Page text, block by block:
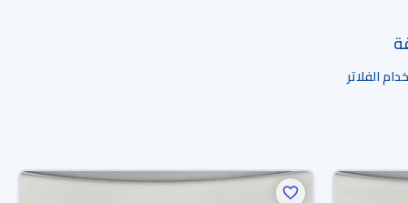
الفلاتر